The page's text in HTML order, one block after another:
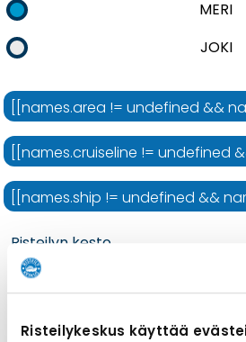
Risteilykeskus käyttää
MERI
JOKI
[[names.area != undefined &&
[[names.cruiseline != undefined
[[names.ship != undefined &&
Risteilyn kesto